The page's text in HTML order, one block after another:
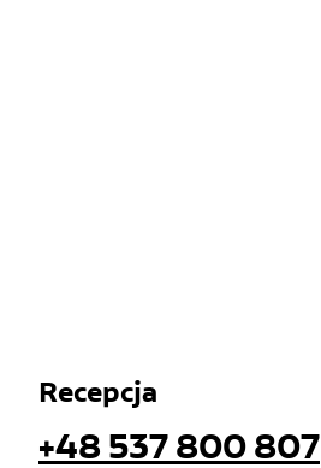
Recepcja
+48 537 800 807